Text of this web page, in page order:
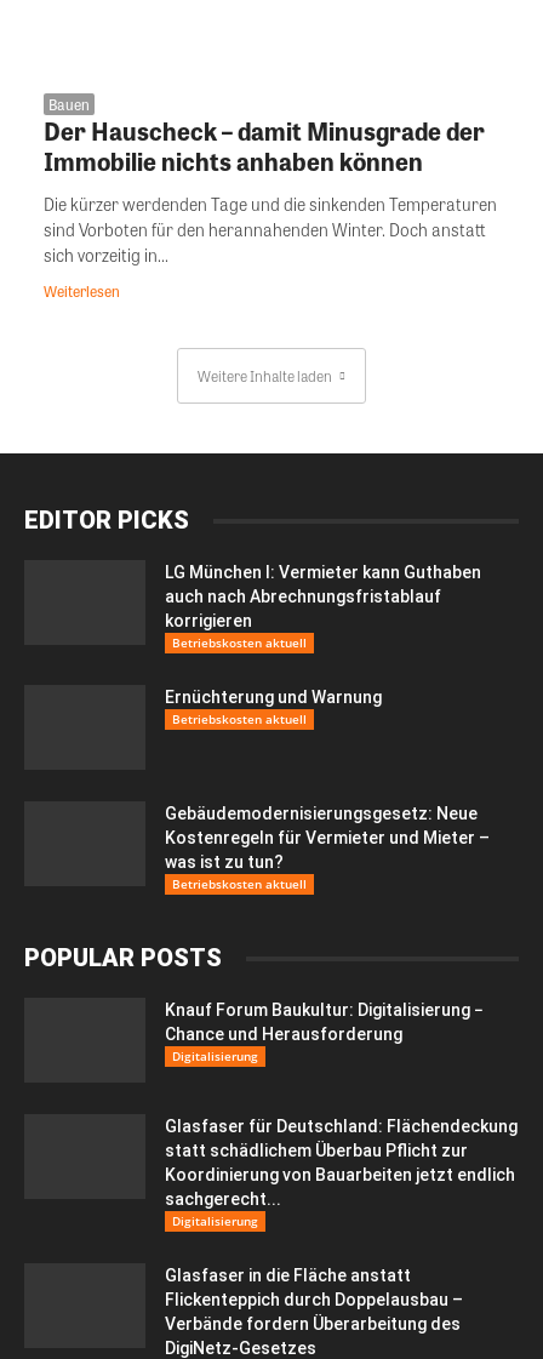
Bauen
Der Hauscheck – damit Minusgrade der
Immobilie nichts anhaben können
Die kürzer werdenden Tage und die sinkenden Temperaturen
sind Vorboten für den herannahenden Winter. Doch anstatt
sich vorzeitig in...
Weiterlesen
Weitere Inhalte laden
EDITOR PICKS
LG München I: Vermieter kann Guthaben
auch nach Abrechnungsfristablauf
korrigieren
Betriebskosten aktuell
Ernüchterung und Warnung
Betriebskosten aktuell
Gebäudemodernisierungsgesetz: Neue
Kostenregeln für Vermieter und Mieter –
was ist zu tun?
Betriebskosten aktuell
POPULAR POSTS
Knauf Forum Baukultur: Digitalisierung −
Chance und Herausforderung
Digitalisierung
Glasfaser für Deutschland: Flächendeckung
statt schädlichem Überbau Pflicht zur
Koordinierung von Bauarbeiten jetzt endlich
sachgerecht...
Digitalisierung
Glasfaser in die Fläche anstatt
Flickenteppich durch Doppelausbau –
Verbände fordern Überarbeitung des
DigiNetz-Gesetzes